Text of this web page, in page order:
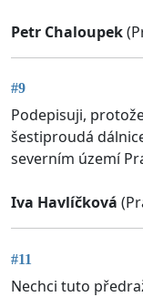
Petr Chaloupek
#9
Podepisuji,
šestiproudá
severním území
Iva Havlíčková
#11
Nechci tuto